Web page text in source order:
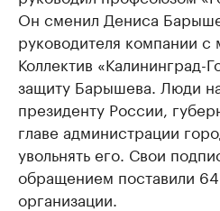
Он сменил Дениса
руководителя компании с
Коллектив «Калининград-
защиту Барышева. Люди
президенту России,
главе администрации
увольнять его. Свои
обращением поставили
организации.